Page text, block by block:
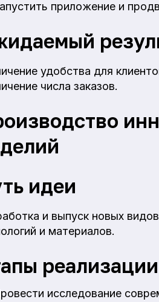
приложение и
удобства для
числа заказов.
идеи
и выпуск новых
и материалов.
реализации
исследование